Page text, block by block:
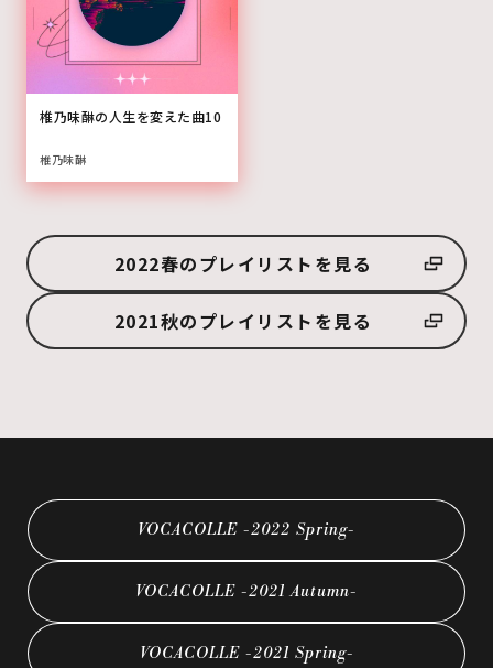
椎乃味醂の人生を変えた曲10
椎乃味醂
2022春のプレイリストを見る
2021秋のプレイリストを見る
VOCACOLLE -2022 Spring-
VOCACOLLE -2021 Autumn-
VOCACOLLE -2021 Spring-